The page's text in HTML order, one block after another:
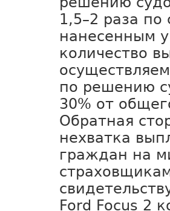
1,5–2 раза по
нанесенным
количество
по решению
30% от
Обратная
нехватка
граждан на
Ford Focus 2